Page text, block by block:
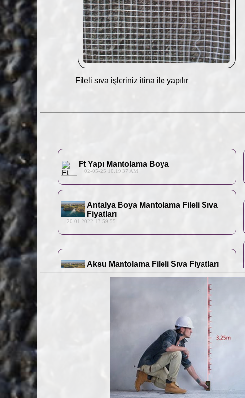
Fileli sıva işleriniz itina ile yapılır
Ft Yapı Mantolama Boya
02-05-25 10:19:37 AM
Antalya Boya Mantolama Fileli Sıva
Fiyatları
20.01.2022 13:59:55
Aksu Mantolama Fileli Sıva Fiyatları
17.01.2022 13:59:55
Serik Mantolama Fileli Sıva Fiyatları